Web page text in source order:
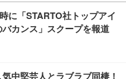
に「STARTO社トップアイ
バカンス」スクープを報道
中堅芸人とラブラブ同棲！